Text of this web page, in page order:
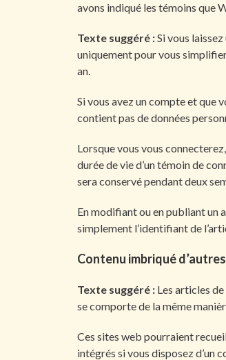
avons indiqué les témoins que
Texte suggéré :Si vous
uniquement pour vous
an.
Si vous avez un compte et que
contient pas de données
Lorsque vous vous
durée de vie d’un témoin de
sera conservé pendant deux
En modifiant ou en publiant un
simplement l’identifiant de
Contenu imbriqué
Texte suggéré : Les articles
se comporte de la même
Ces sites web pourraient
intégrés si vous disposez d’un